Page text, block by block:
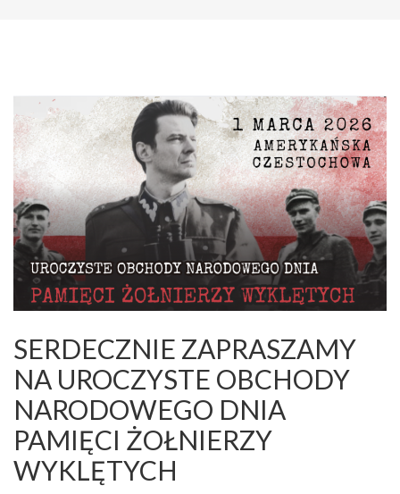
SERDECZNIE ZAPRASZAMY
NA UROCZYSTE OBCHODY
NARODOWEGO DNIA
PAMIĘCI ŻOŁNIERZY
WYKLĘTYCH